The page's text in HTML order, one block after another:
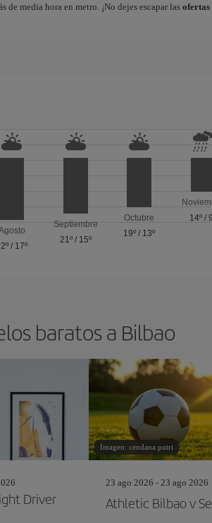
de media hora en metro. ¡No dejes escapar las ofertas
/ 17º
Septiembre
21º/ 15º
Octubre
19º / 13º
14º /
baratos a Bilbao
Driver
Imagen: cendana putri
23 ago 2026 - 23 ago 2026
Athletic Bilbao v